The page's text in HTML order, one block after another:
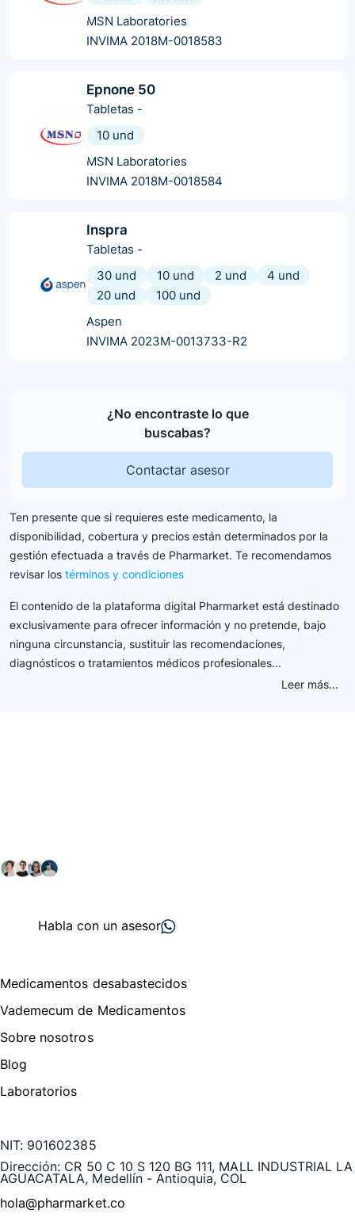
MSN Laboratories
INVIMA 2018M-0018583
Epnone 50
Tabletas -
10 und
MSN Laboratories
INVIMA 2018M-0018584
Inspra
Tabletas -
30 und
10 und 2 und
4 und
20 und
100 und
Aspen
INVIMA 2023M-0013733-R2
¿No encontraste lo que
buscabas?
Contactar asesor
Ten presente que si requieres este medicamento, la
disponibilidad, cobertura y precios están determinados por la
gestión efectuada a través de Pharmarket. Te recomendamos
revisar los términos y condiciones
El contenido de la plataforma digital Pharmarket está destinado
exclusivamente para ofrecer información y no pretende, bajo
ninguna circunstancia, sustituir las recomendaciones,
diagnósticos o tratamientos médicos profesionales...
Leer más...
Habla con un asesor
Medicamentos desabastecidos
Vademecum de Medicamentos
Sobre nosotros
Blog
Laboratorios
NIT: 901602385
Dirección: CR 50 C 10 S 120 BG 111, MALL INDUSTRIAL LA
AGUACATALA, Medellín - Antioquia, COL
hola@pharmarket.co